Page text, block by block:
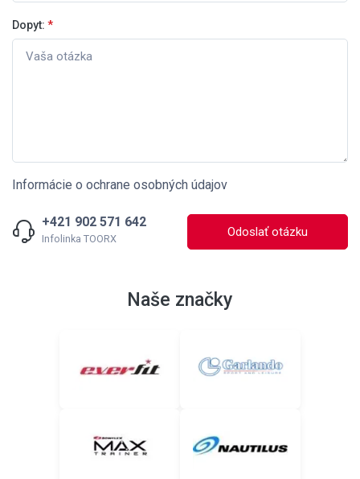
Dopyt: *
Informácie o ochrane osobných údajov
+421 902 571 642
Infolinka TOORX Odoslať otázku
Naše značky